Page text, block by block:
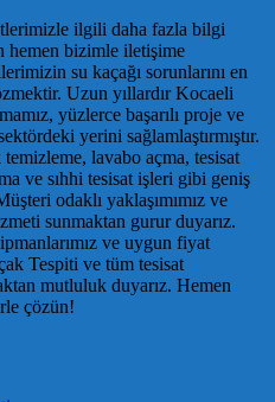
ilgili daha fazla bilgi
hemen bizimle iletişime
su kaçağı sorunlarını en
Uzun yıllardır Kocaeli
yüzlerce başarılı proje ve
yerini sağlamlaştırmıştır.
temizleme, lavabo açma, tesisat
ve sıhhi tesisat işleri gibi geniş
odaklı yaklaşımımız ve
sunmaktan gurur duyarız.
ve uygun fiyat
Tespiti ve tüm tesisat
mutluluk duyarız. Hemen
çözün!